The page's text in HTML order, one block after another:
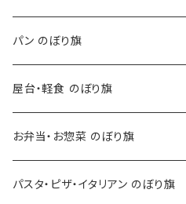
パン のぼり旗
屋台・軽食 のぼり旗
お弁当・お惣菜 のぼり旗
パスタ・ピザ・イタリアン のぼり旗